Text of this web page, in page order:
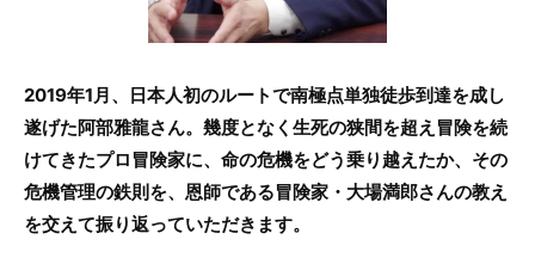
2019年1月、日本人初のルートで南極点単独徒歩到達を成し
遂げた阿部雅龍さん。幾度となく生死の狭間を超え冒険を続
けてきたプロ冒険家に、命の危機をどう乗り越えたか、その
危機管理の鉄則を、恩師である冒険家・大場満郎さんの教え
を交えて振り返っていただきます。